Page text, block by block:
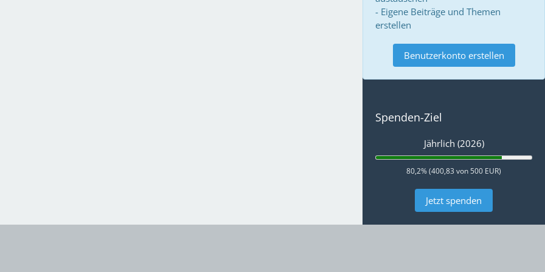
- Eigene Beiträge und Themen
erstellen
Benutzerkonto erstellen
Spenden-Ziel
Jährlich (2026)
80,2% (400,83 von 500 EUR)
Jetzt spenden